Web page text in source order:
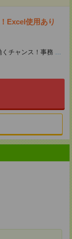
Excel使用あり
チャンス！事務 ...